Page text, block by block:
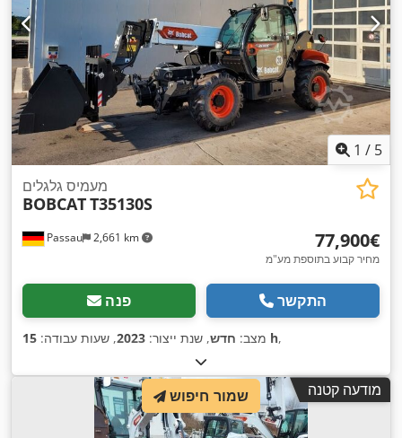
1 / 5
Passau 2,661 km
מעמיס גלגלים
BOBCATT35130S
‏77,900 ‏€
מחיר קבוע בתוספת מע"מ
פנה התקשר
מצב: חדש, שנת ייצור: 2023, שעות עבודה: 15 h,
מודעה קטנה שמור חיפוש